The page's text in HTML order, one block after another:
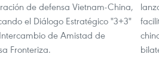
de defensa Vietnam-China,
el Diálogo Estratégico "3+3"
de Amistad de
Fronteriza.